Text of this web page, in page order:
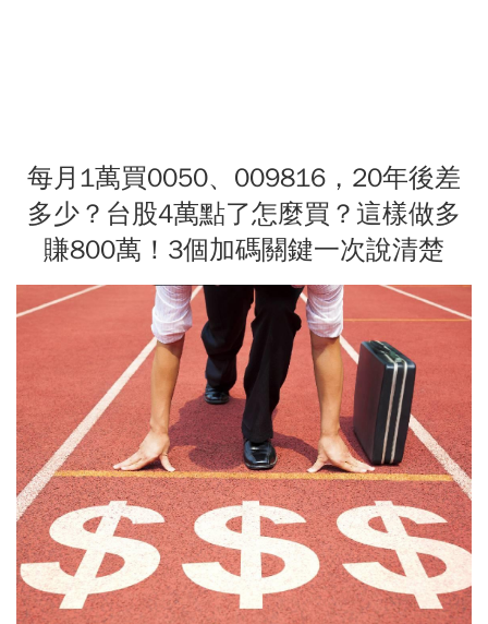
每月1萬買0050、009816，20年後差
多少？台股4萬點了怎麼買？這樣做多
賺800萬！3個加碼關鍵一次說清楚